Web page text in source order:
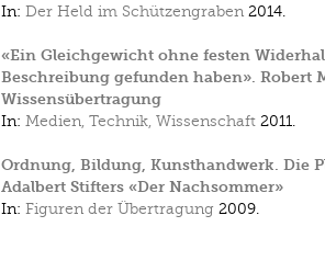
In: Der Held im Schützengraben 2014.
«Ein Gleichgewicht ohne festen
Beschreibung gefunden haben». Robert
Wissensübertragung
In: Medien, Technik, Wissenschaft 2011.
Ordnung, Bildung, Kunsthandwerk. Die
Adalbert Stifters «Der Nachsommer»
In: Figuren der Übertragung 2009.